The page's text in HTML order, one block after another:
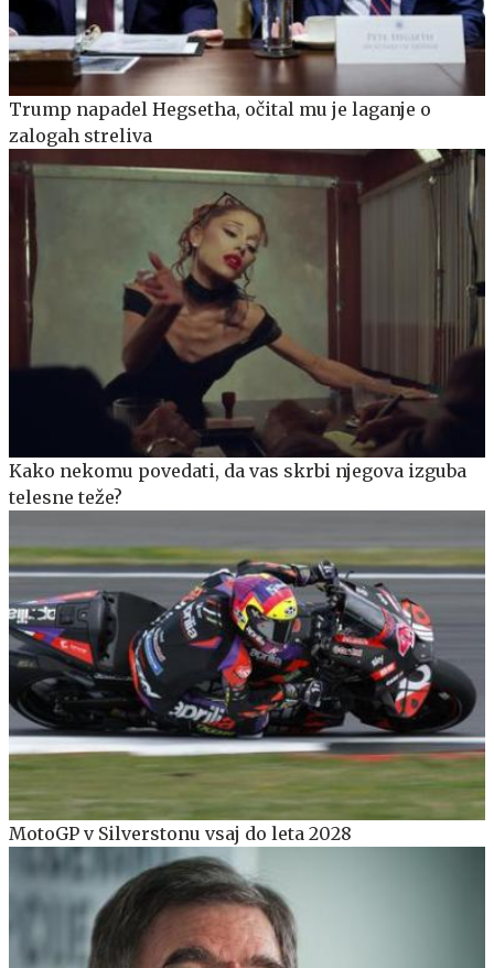
Trump napadel Hegsetha, očital mu je laganje o
zalogah streliva
Kako nekomu povedati, da vas skrbi njegova izguba
telesne teže?
MotoGP v Silverstonu vsaj do leta 2028